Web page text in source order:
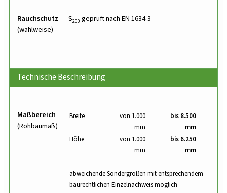
Rauchschutz
(wahlweise)
S200 geprüft nach EN 1634-3
Technische Beschreibung
Maßbereich
(Rohbaumaß)
Breite
von 1.000
mm
bis 8.500
mm
Höhe
von 1.000
mm
bis 6.250
mm
abweichende Sondergrößen mit entsprechendem
baurechtlichen Einzelnachweis möglich